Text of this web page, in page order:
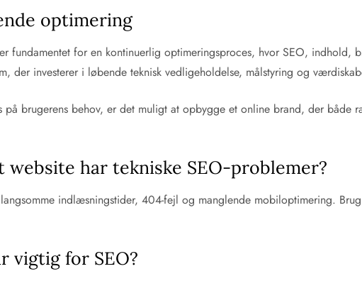
optimering
fundamentet for en kontinuerlig optimeringsproces, hvor SEO,
der investerer i løbende teknisk vedligeholdelse, målstyring og
brugerens behov, er det muligt at opbygge et online brand, der både
har tekniske SEO-problemer?
indlæsningstider, 404-fejl og manglende mobiloptimering.
for SEO?